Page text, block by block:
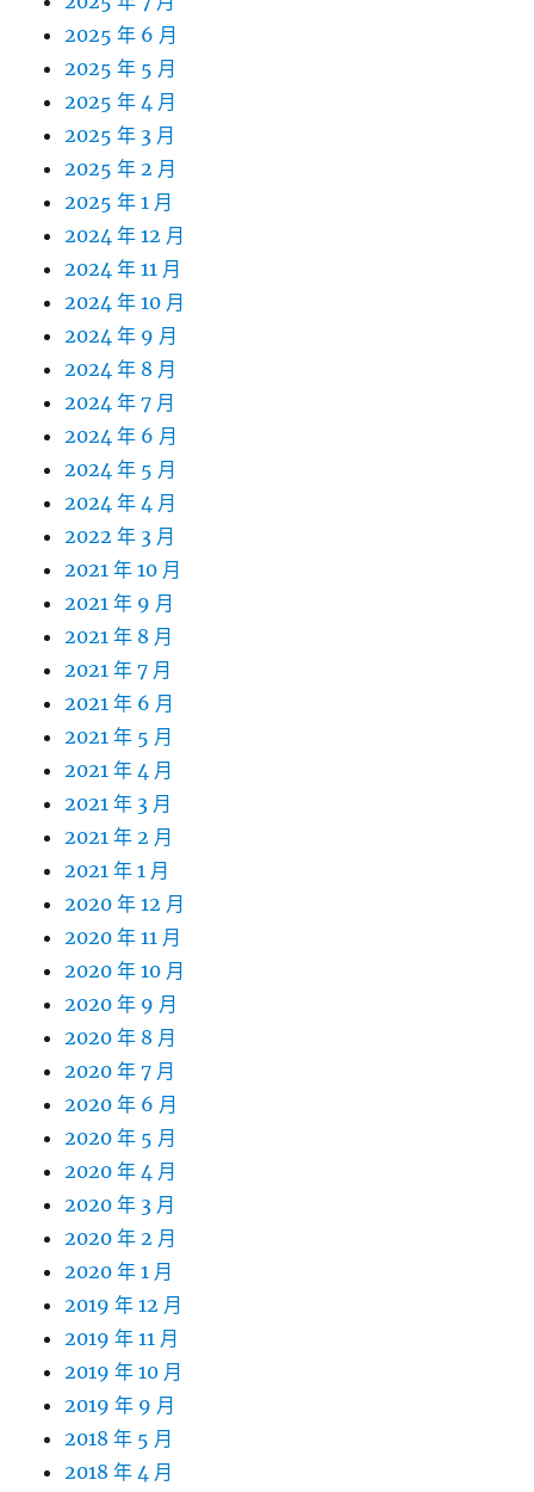
2025 年 6 月
2025 年 5 月
2025 年 4 月
2025 年 3 月
2025 年 2 月
2025 年 1 月
2024 年 12 月
2024 年 11 月
2024 年 10 月
2024 年 9 月
2024 年 8 月
2024 年 7 月
2024 年 6 月
2024 年 5 月
2024 年 4 月
2022 年 3 月
2021 年 10 月
2021 年 9 月
2021 年 8 月
2021 年 7 月
2021 年 6 月
2021 年 5 月
2021 年 4 月
2021 年 3 月
2021 年 2 月
2021 年 1 月
2020 年 12 月
2020 年 11 月
2020 年 10 月
2020 年 9 月
2020 年 8 月
2020 年 7 月
2020 年 6 月
2020 年 5 月
2020 年 4 月
2020 年 3 月
2020 年 2 月
2020 年 1 月
2019 年 12 月
2019 年 11 月
2019 年 10 月
2019 年 9 月
2018 年 5 月
2018 年 4 月